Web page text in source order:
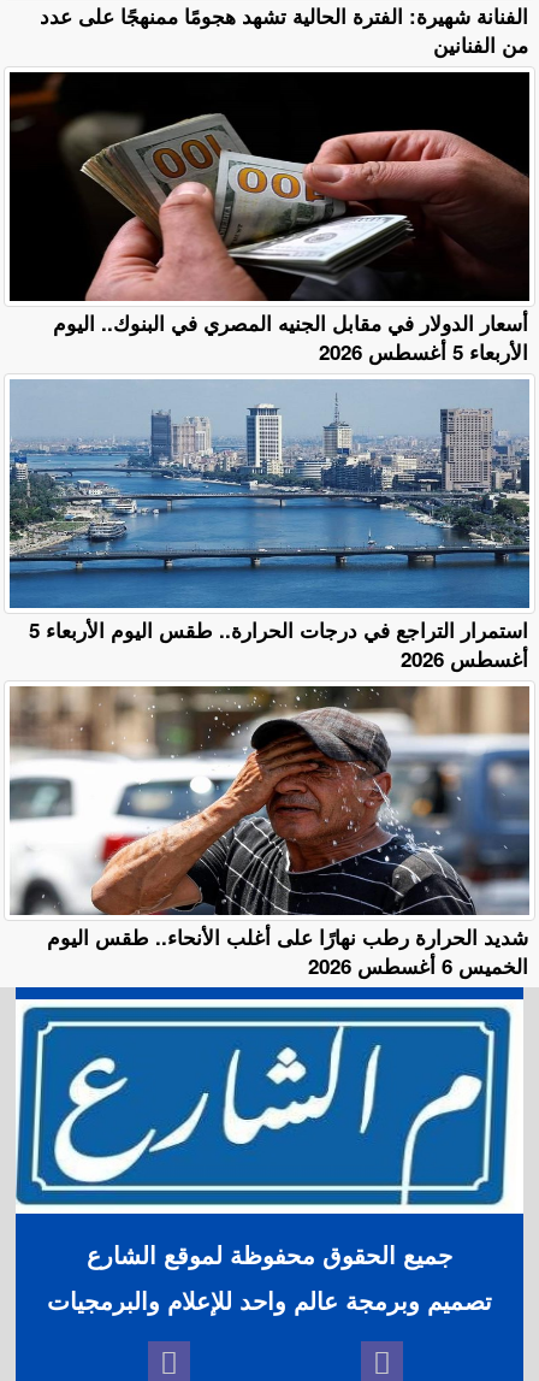
الفنانة شهيرة: الفترة الحالية تشهد هجومًا ممنهجًا على عدد
من الفنانين
أسعار الدولار في مقابل الجنيه المصري في البنوك.. اليوم
الأربعاء 5 أغسطس 2026
استمرار التراجع في درجات الحرارة.. طقس اليوم الأربعاء 5
أغسطس 2026
​شديد الحرارة رطب نهارًا على أغلب الأنحاء.. طقس اليوم
الخميس 6 أغسطس 2026
جميع الحقوق محفوظة لموقع الشارع
تصميم وبرمجة عالم واحد للإعلام والبرمجيات